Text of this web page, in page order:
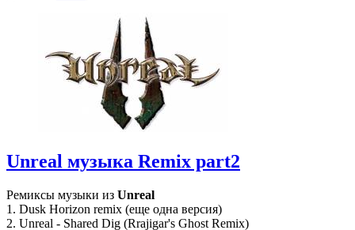
Unreal музыка Remix part2
Ремиксы музыки из Unreal
1. Dusk Horizon remix (еще одна версия)
2. Unreal - Shared Dig (Rrajigar's Ghost Remix)